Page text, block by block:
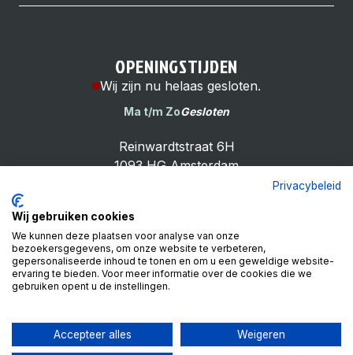
Cheap Bike Shop
4.9
Based on 99 reviews
Review ons op
OPENINGSTIJDEN
Wij zijn nu helaas gesloten.
Ma t/m ZoGesloten
Reinwardtstraat 6H
1093 HG Amsterdam
Privacybeleid
Wij gebruiken cookies
We kunnen deze plaatsen voor analyse van onze
bezoekersgegevens, om onze website te verbeteren,
gepersonaliseerde inhoud te tonen en om u een geweldige website-
ervaring te bieden. Voor meer informatie over de cookies die we
gebruiken opent u de instellingen.
Accepteer alles Weigeren